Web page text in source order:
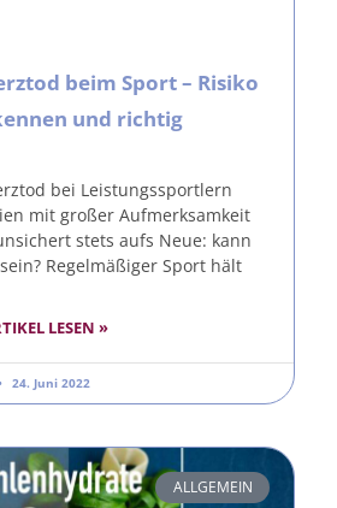
beim Sport – Risiko
und richtig
bei Leistungssportlern
mit großer Aufmerksamkeit
stets aufs Neue: kann
Regelmäßiger Sport hält
LESEN »
24. Juni 2022
ALLGEMEIN